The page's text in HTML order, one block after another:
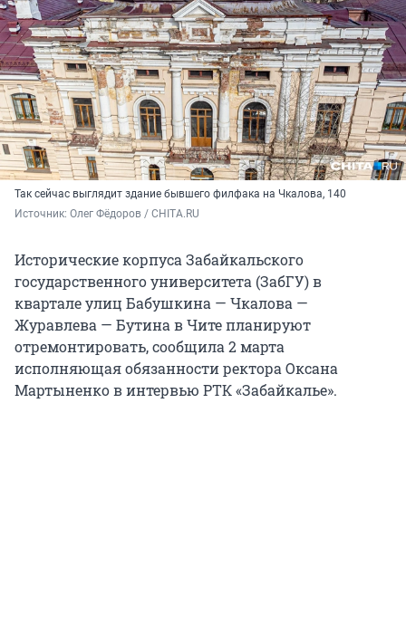
Так сейчас выглядит здание бывшего филфака на Чкалова, 140
Источник: Олег Фёдоров / CHITA.RU
Исторические корпуса Забайкальского
государственного университета (ЗабГУ) в
квартале улиц Бабушкина — Чкалова —
Журавлева — Бутина в Чите планируют
отремонтировать, сообщила 2 марта
исполняющая обязанности ректора Оксана
Мартыненко в интервью РТК «Забайкалье».